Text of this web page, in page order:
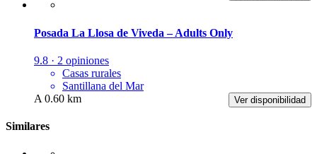
Posada La Llosa de Viveda – Adults Only
9.8 · 2 opiniones
Casas rurales
Santillana del Mar
Ver disponibilidad
A 0.60 km
Similares